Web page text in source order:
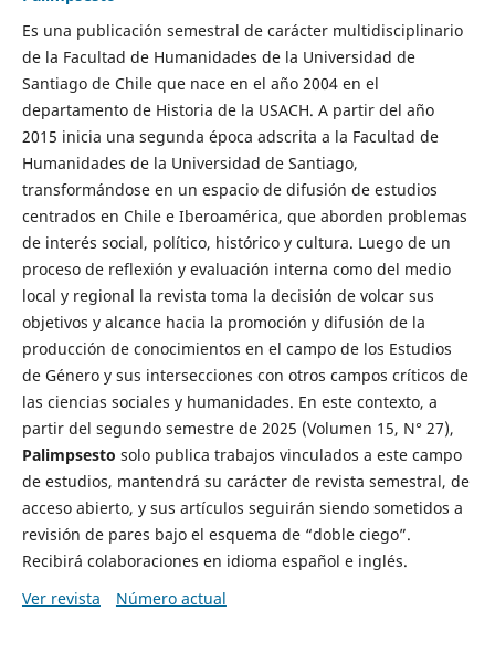
Es una publicación semestral de carácter multidisciplinario
de la Facultad de Humanidades de la Universidad de
Santiago de Chile que nace en el año 2004 en el
departamento de Historia de la USACH. A partir del año
2015 inicia una segunda época adscrita a la Facultad de
Humanidades de la Universidad de Santiago,
transformándose en un espacio de difusión de estudios
centrados en Chile e Iberoamérica, que aborden problemas
de interés social, político, histórico y cultura. Luego de un
proceso de reflexión y evaluación interna como del medio
local y regional la revista toma la decisión de volcar sus
objetivos y alcance hacia la promoción y difusión de la
producción de conocimientos en el campo de los Estudios
de Género y sus intersecciones con otros campos críticos de
las ciencias sociales y humanidades. En este contexto, a
partir del segundo semestre de 2025 (Volumen 15, N° 27),
Palimpsesto solo publica trabajos vinculados a este campo
de estudios, mantendrá su carácter de revista semestral, de
acceso abierto, y sus artículos seguirán siendo sometidos a
revisión de pares bajo el esquema de “doble ciego”.
Recibirá colaboraciones en idioma español e inglés.
Ver revista
Número actual